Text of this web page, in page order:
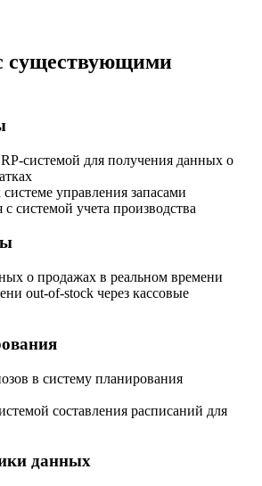
существующими
системой для получения данных о
управления запасами
системой учета производства
о продажах в реальном времени
out-of-stock через кассовые
в систему планирования
составления расписаний для
данных